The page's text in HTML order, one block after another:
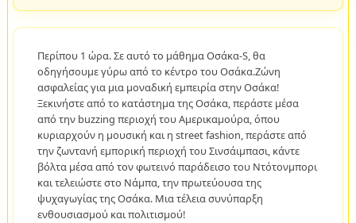
Περίπου 1 ώρα. Σε αυτό το μάθημα Οσάκα-S, θα
οδηγήσουμε γύρω από το κέντρο του Οσάκα.Ζώνη
ασφαλείας για μια μοναδική εμπειρία στην Οσάκα!
Ξεκινήστε από το κατάστημα της Οσάκα, περάστε μέσα
από την buzzing περιοχή του Αμερικαμούρα, όπου
κυριαρχούν η μουσική και η street fashion, περάστε από
την ζωντανή εμπορική περιοχή του Σινσάιμπασι, κάντε
βόλτα μέσα από τον φωτεινό παράδεισο του Ντότονμπορι
και τελειώστε στο Νάμπα, την πρωτεύουσα της
ψυχαγωγίας της Οσάκα. Μια τέλεια συνύπαρξη
ενθουσιασμού και πολιτισμού!